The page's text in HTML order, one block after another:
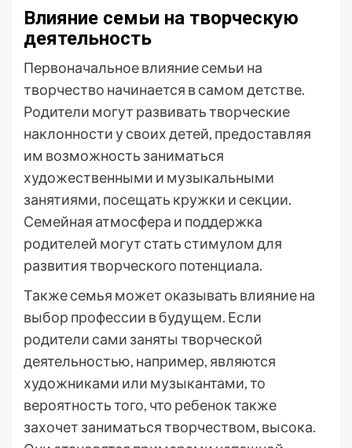
Влияние семьи на творческую
деятельность
Первоначальное влияние семьи на
творчество начинается в самом детстве.
Родители могут развивать творческие
наклонности у своих детей, предоставляя
им возможность заниматься
художественными и музыкальными
занятиями, посещать кружки и секции.
Семейная атмосфера и поддержка
родителей могут стать стимулом для
развития творческого потенциала.
Также семья может оказывать влияние на
выбор профессии в будущем. Если
родители сами заняты творческой
деятельностью, например, являются
художниками или музыкантами, то
вероятность того, что ребенок также
захочет заниматься творчеством, высока.